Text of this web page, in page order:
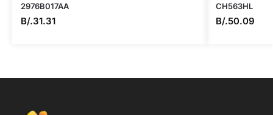
2976B017AA
B/.31.31
CH563HL
B/.50.09